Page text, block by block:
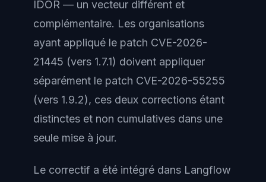
IDOR — un vecteur différent et
complémentaire. Les organisations
ayant appliqué le patch CVE-2026-
21445 (vers 1.7.1) doivent appliquer
séparément le patch CVE-2026-55255
(vers 1.9.2), ces deux corrections étant
distinctes et non cumulatives dans une
seule mise à jour.
Le correctif a été intégré dans Langflow